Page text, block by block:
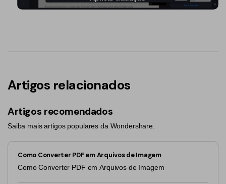
Artigos relacionados
Artigos recomendados
Saiba mais artigos populares da Wondershare.
Como Converter PDF em Arquivos de Imagem
Como Converter PDF em Arquivos de Imagem